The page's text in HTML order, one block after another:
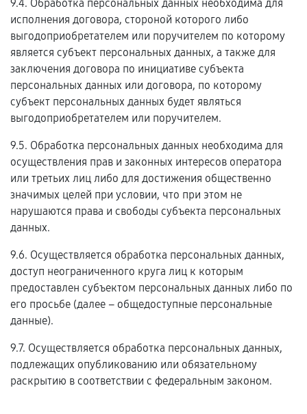
9.4. Обработка персональных данных необходима для
исполнения договора, стороной которого либо
выгодоприобретателем или поручителем по которому
является субъект персональных данных, а также для
заключения договора по инициативе субъекта
персональных данных или договора, по которому
субъект персональных данных будет являться
выгодоприобретателем или поручителем.
9.5. Обработка персональных данных необходима для
осуществления прав и законных интересов оператора
или третьих лиц либо для достижения общественно
значимых целей при условии, что при этом не
нарушаются права и свободы субъекта персональных
данных.
9.6. Осуществляется обработка персональных данных,
доступ неограниченного круга лиц к которым
предоставлен субъектом персональных данных либо по
его просьбе (далее – общедоступные персональные
данные).
9.7. Осуществляется обработка персональных данных,
подлежащих опубликованию или обязательному
раскрытию в соответствии с федеральным законом.